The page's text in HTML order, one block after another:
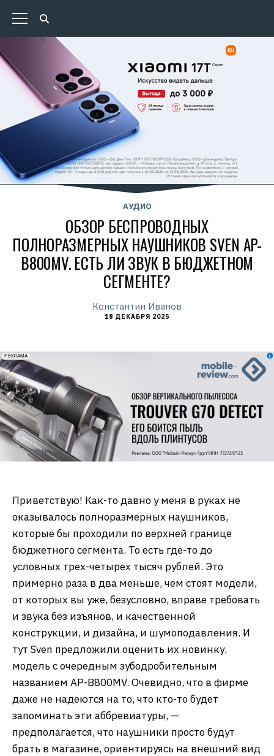
АУДИО
ОБЗОР БЕСПРОВОДНЫХ
ПОЛНОРАЗМЕРНЫХ НАУШНИКОВ SVEN AP-
B800MV. ЕСТЬ ЛИ ЗВУК В БЮДЖЕТНОМ
СЕГМЕНТЕ?
Константин Иванов
18 ДЕКАБРЯ 2025
erid: 2VfnxxmNzs5
РЕКЛАМА
Приветствую! Как-то давно у меня в руках не
оказывалось полноразмерных наушников,
которые бы проходили по верхней границе
бюджетного сегмента. То есть где-то до
условных трех-четырех тысяч рублей. Это
примерно раза в два меньше, чем стоят модели,
от которых вы уже, безусловно, вправе требовать
и звука без изъянов, и качественной
конструкции, и дизайна, и шумоподавления. И
тут Sven предложили оценить их новинку,
модель с очередным зубодробительным
названием AP-B800MV. Очевидно, что в фирме
даже не надеются на то, что кто-то будет
запоминать эти аббревиатуры, —
предполагается, что наушники просто будут
брать в магазине, ориентируясь на внешний вид